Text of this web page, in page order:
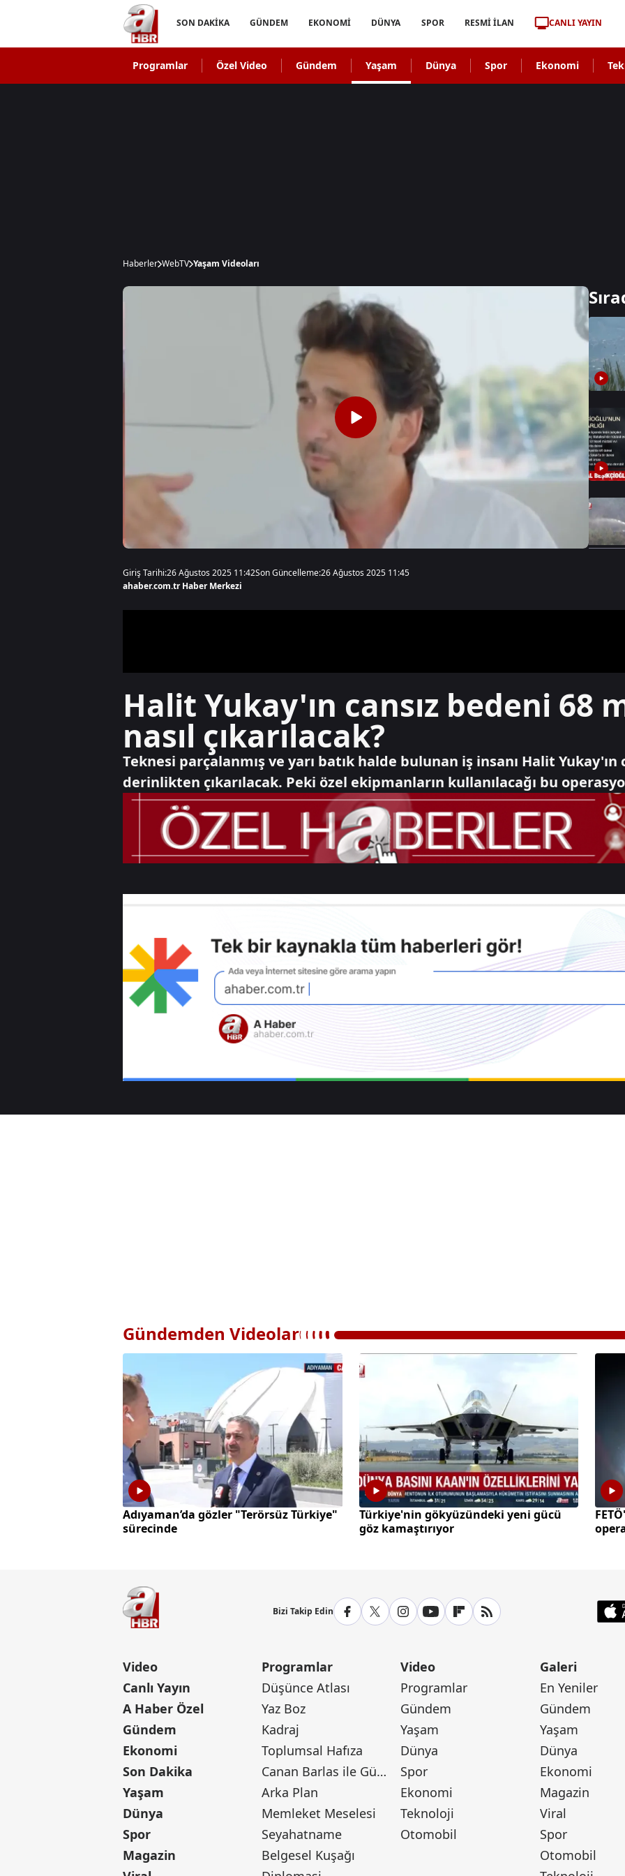
SON DAKİKA GÜNDEM EKONOMİ DÜNYA SPOR RESMİ İLAN CANLI YAYIN
Programlar Özel Video Gündem Yaşam Dünya Spor Ekonomi
Haberler WebTV Yaşam Videoları
Giriş Tarihi:26 Ağustos 2025 11:42Son Güncelleme:26 Ağustos 2025 11:45
ahaber.com.tr Haber Merkezi
Halit Yukay'ın cansız bedeni 68
nasıl çıkarılacak?
Teknesi parçalanmış ve yarı batık halde bulunan iş insanı Halit Yukay'ın
derinlikten çıkarılacak. Peki özel ekipmanların kullanılacağı bu
Gündemden Videolar
Adıyaman’da gözler "Terörsüz Türkiye"
sürecinde
Türkiye'nin gökyüzündeki yeni gücü
göz kamaştırıyor
Bizi Takip Edin
Video
Canlı Yayın
A Haber Özel
Gündem
Ekonomi
Son Dakika
Yaşam
Dünya
Spor
Magazin
Programlar
Düşünce Atlası
Yaz Boz
Kadraj
Toplumsal Hafıza
Canan Barlas ile Gündem
Arka Plan
Memleket Meselesi
Seyahatname
Belgesel Kuşağı
Video
Programlar
Gündem
Yaşam
Dünya
Spor
Ekonomi
Teknoloji
Otomobil
Galeri
En Yeniler
Gündem
Yaşam
Dünya
Ekonomi
Magazin
Viral
Spor
Otomobil